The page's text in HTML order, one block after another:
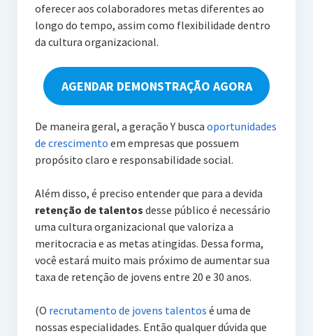
oferecer aos colaboradores metas diferentes ao
longo do tempo, assim como flexibilidade dentro
da cultura organizacional.
AGENDAR DEMONSTRAÇÃO AGORA
De maneira geral, a geração Y busca oportunidades
de crescimento em empresas que possuem
propósito claro e responsabilidade social.
Além disso, é preciso entender que para a devida
retenção de talentos desse público é necessário
uma cultura organizacional que valoriza a
meritocracia e as metas atingidas. Dessa forma,
você estará muito mais próximo de aumentar sua
taxa de retenção de jovens entre 20 e 30 anos.
(O recrutamento de jovens talentos é uma de
nossas especialidades. Então qualquer dúvida que